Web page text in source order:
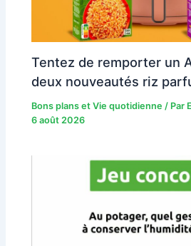
Tentez de remporter un
deux nouveautés riz
Bons plans et Vie quotidienne / Par
6 août 2026